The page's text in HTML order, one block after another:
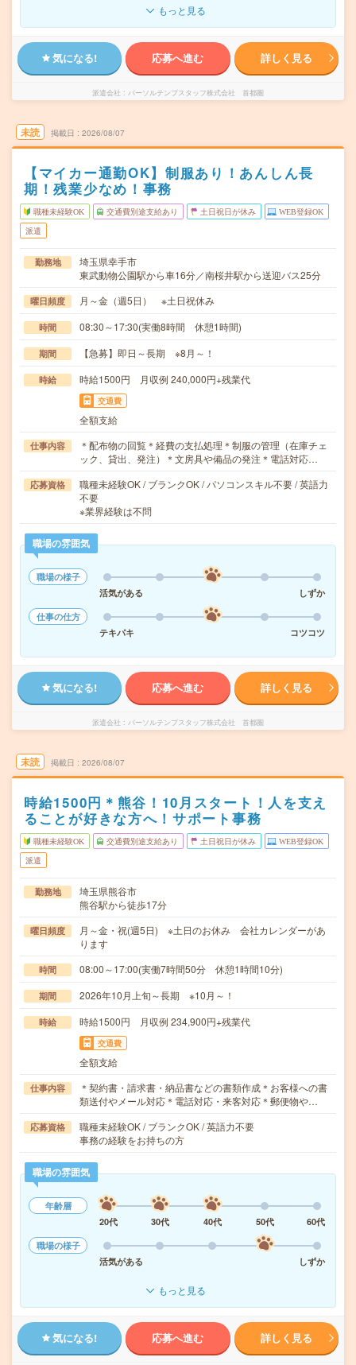
もっと見る
気になる! 応募へ進む 詳しく見る
派遣会社 パーソルテンプスタッフ株式会社 首都圏
未読 掲載日 2026/08/07
【マイカー通勤OK】制服あり！あんしん長
期！残業少なめ！事務
職種未経験OK 交通費別途支給あり 土日祝日が休み WEB登録OK
派遣
勤務地
埼玉県幸手市
東武動物公園駅から車16分／南桜井駅から送迎バス25分
曜日頻度 月～金（週5日） ※土日祝休み
時間 08:30～17:30(実働8時間 休憩1時間)
期間 【急募】即日～長期 ※8月～！
時給 時給1500円 月収例 240,000円+残業代
交通費
全額支給
仕事内容
＊配布物の回覧＊経費の支払処理＊制服の管理（在庫チェ
ック、貸出、発注）＊文房具や備品の発注＊電話対応…
応募資格
職種未経験OK / ブランクOK / パソコンスキル不要 / 英語力
不要
※業界経験は不問
職場の雰囲気
職場の様子
活気がある
しずか
仕事の仕方
テキパキ
コツコツ
気になる! 応募へ進む 詳しく見る
派遣会社 パーソルテンプスタッフ株式会社 首都圏
未読 掲載日 2026/08/07
時給1500円＊熊谷！10月スタート！人を支え
ることが好きな方へ！サポート事務
職種未経験OK 交通費別途支給あり 土日祝日が休み WEB登録OK
派遣
勤務地
埼玉県熊谷市
熊谷駅から徒歩17分
曜日頻度
月～金・祝(週5日) ※土日のお休み 会社カレンダーがあ
ります
時間 08:00～17:00(実働7時間50分 休憩1時間10分)
期間 2026年10月上旬～長期 ※10月～！
時給 時給1500円 月収例 234,900円+残業代
交通費
全額支給
仕事内容
＊契約書・請求書・納品書などの書類作成＊お客様への書
類送付やメール対応＊電話対応・来客対応＊郵便物や…
応募資格
職種未経験OK / ブランクOK / 英語力不要
事務の経験をお持ちの方
職場の雰囲気
年齢層
20代
30代 40代 50代
60代
職場の様子
活気がある
しずか
もっと見る
気になる! 応募へ進む 詳しく見る